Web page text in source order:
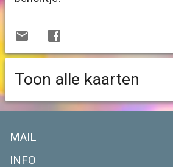
Toon alle kaarten
MAIL
INFO